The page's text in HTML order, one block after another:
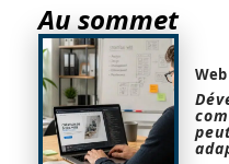
Au sommet
Web